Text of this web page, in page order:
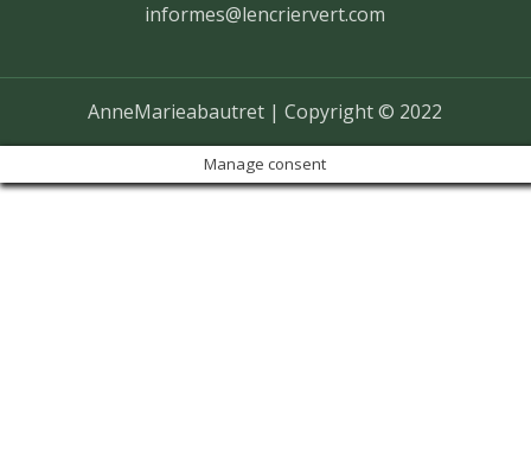
informes@lencriervert.com
AnneMarieabautret | Copyright © 2022
Manage consent